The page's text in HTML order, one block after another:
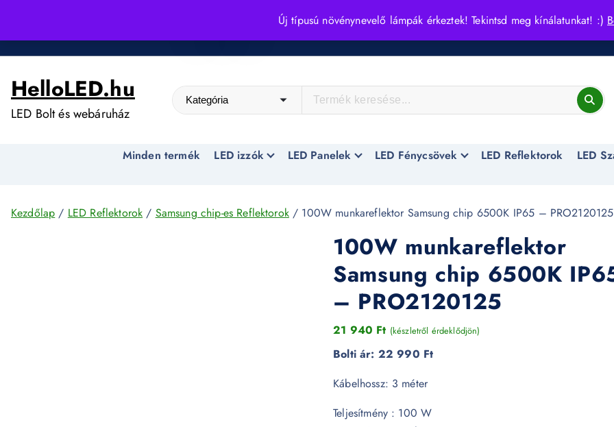
Új típusú növénynevelő lámpák érkeztek! Tekintsd meg kínálatunkat! :)
i
HelloLED.hu
LED Bolt és webáruház
Minden termék LED izzók LED Panelek LED Fénycsövek LED Reflektorok LED
Kezdőlap / LED Reflektorok / Samsung chip-es Reflektorok/ 100W munkareflektor Samsung chip 6500K IP65 – PRO2120125
100W munkareflektor
Samsung chip 6500K
– PRO2120125
21 940 Ft (készletről érdeklődjön)
Bolti ár: 22 990 Ft
Kábelhossz: 3 méter
Teljesítmény : 100 W